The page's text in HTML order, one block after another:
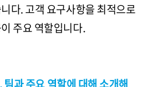
다. 고객 요구사항을 최적으로
주요 역할입니다.
과 주요 역할에 대해 소개해